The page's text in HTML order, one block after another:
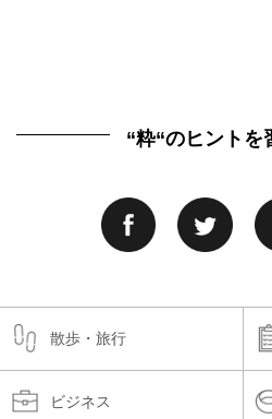
“粋“のヒントを
散歩・旅行
ビジネス